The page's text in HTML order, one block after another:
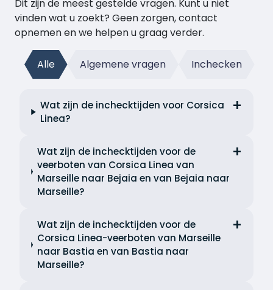
Dit zijn de meest gestelde vragen. Kunt u niet
vinden wat u zoekt? Geen zorgen, contact
opnemen en we helpen u graag verder.
Alle Algemene vragen Inchecken
Wat zijn de inchecktijden voor Corsica
Linea?
Wat zijn de inchecktijden voor de
veerboten van Corsica Linea van
Marseille naar Bejaia en van Bejaia naar
Marseille?
Wat zijn de inchecktijden voor de
Corsica Linea-veerboten van Marseille
naar Bastia en van Bastia naar
Marseille?